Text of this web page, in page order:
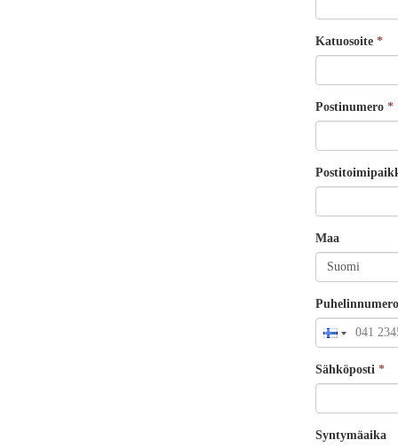
Katuosoite *
Postinumero *
Maa
Sähköposti *
Syntymäaika